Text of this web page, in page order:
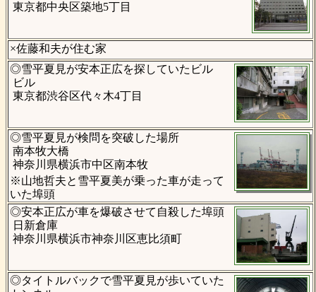
東京都中央区築地5丁目
×佐藤和夫が住む家
◎雪平夏見が安本正広を探していたビル
ビル
東京都渋谷区代々木4丁目
◎雪平夏見が検問を突破した場所
南本牧大橋
神奈川県横浜市中区南本牧
※山地哲夫と雪平夏美が乗った車が走って
いた埠頭
◎安本正広が車を爆破させて自殺した埠頭
日新倉庫
神奈川県横浜市神奈川区恵比須町
◎タイトルバックで雪平夏見が歩いていた